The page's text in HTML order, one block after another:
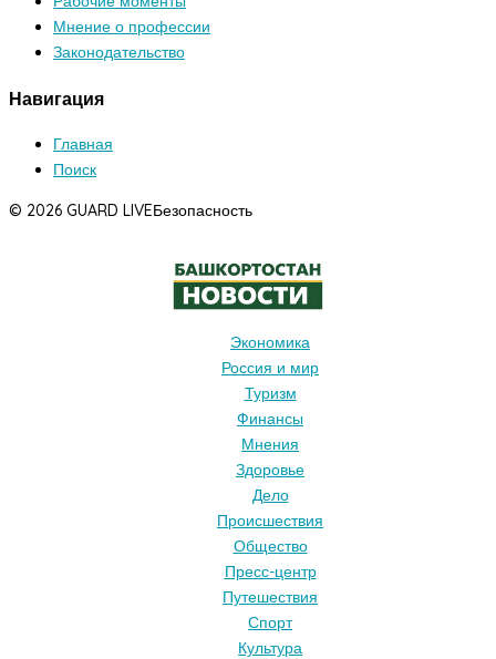
Мнение о профессии
Законодательство
Навигация
Главная
Поиск
© 2026 GUARD LIVEБезопасность
Экономика
Россия и мир
Туризм
Финансы
Мнения
Здоровье
Дело
Происшествия
Общество
Пресс-центр
Путешествия
Спорт
Культура